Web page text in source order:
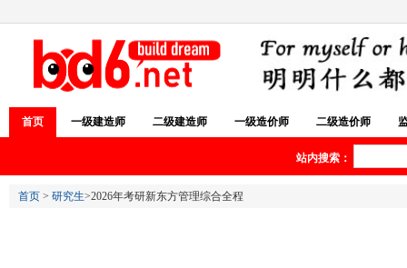
首页 一级建造师 二级建造师 一级造价师 二级造价师
站内搜索：
首页 > 研究生>2026年考研新东方管理综合全程